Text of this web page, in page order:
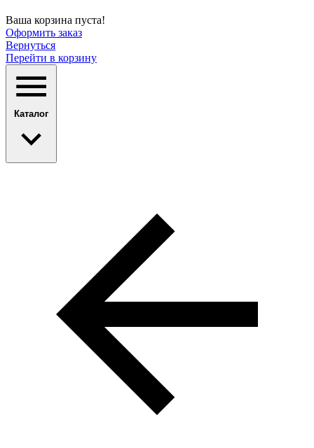
Ваша корзина пуста!
Оформить заказ
Вернуться
Перейти в корзину
Каталог